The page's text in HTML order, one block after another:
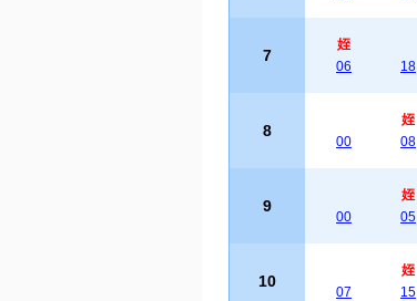
7
姪
06
18
8
00
姪
08
9
00
姪
05
10
07
姪
15